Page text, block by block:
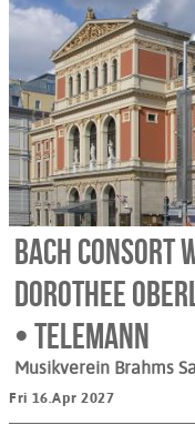
Bach Consort
Dorothee
• Telemann
Musikverein Brahms
Fri 16.Apr 2027